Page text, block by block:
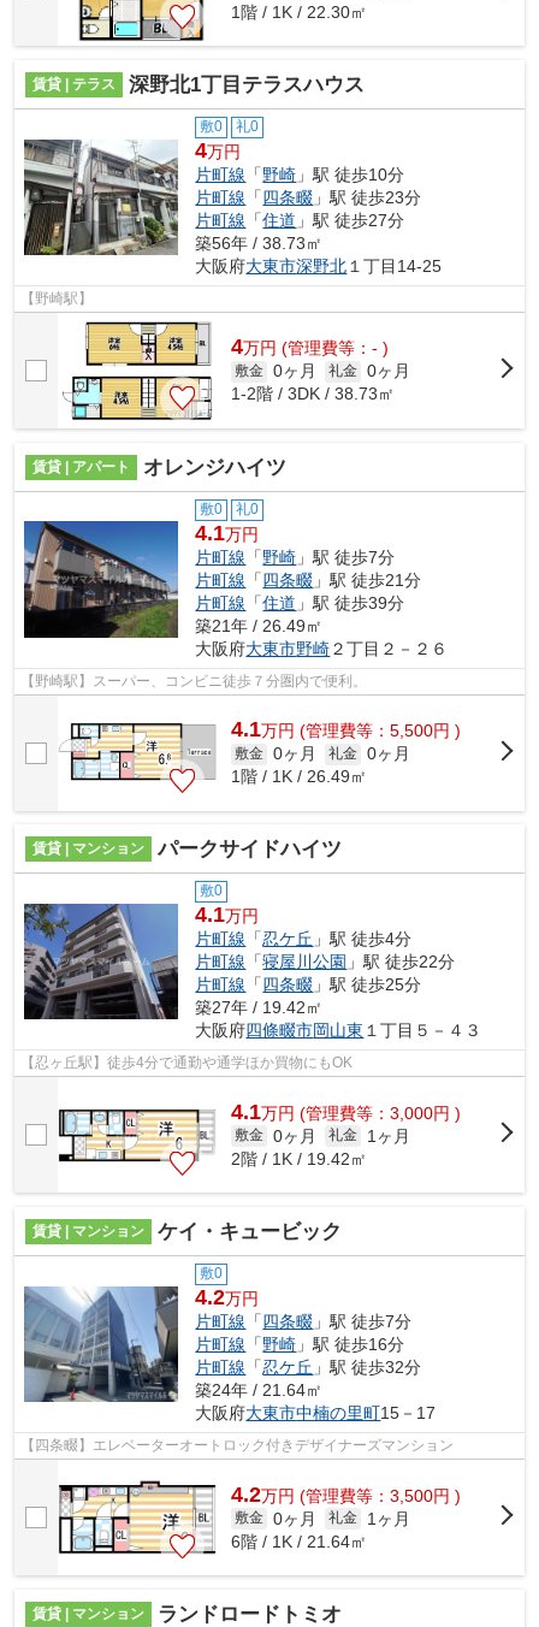
1階 / 1K / 22.30㎡
賃貸 | テラス 深野北1丁目テラスハウス
敷0 礼0
4万円
片町線 「野崎 」駅 徒歩10分
片町線 「四条畷 」駅 徒歩23分
片町線 「住道 」駅 徒歩27分
築56年 / 38.73㎡
大阪府大東市深野北 １丁目14-25
【野崎駅】
4万円 (管理費等：- )
敷金 0ヶ月 礼金 0ヶ月
1-2階 / 3DK / 38.73㎡
賃貸 | アパート オレンジハイツ
敷0 礼0
4.1万円
片町線 「野崎 」駅 徒歩7分
片町線 「四条畷 」駅 徒歩21分
片町線 「住道 」駅 徒歩39分
築21年 / 26.49㎡
大阪府大東市野崎２丁目２－２６
【野崎駅】スーパー、コンビニ徒歩７分圏内で便利。
4.1万円 (管理費等：5,500円 )
敷金 0ヶ月 礼金 0ヶ月
1階 / 1K / 26.49㎡
賃貸 | マンション パークサイドハイツ
敷0
4.1万円
片町線 「忍ケ丘 」駅 徒歩4分
片町線 「寝屋川公園 」駅 徒歩22分
片町線 「四条畷 」駅 徒歩25分
築27年 / 19.42㎡
大阪府四條畷市岡山東 １丁目５－４３
【忍ヶ丘駅】徒歩4分で通勤や通学ほか買物にもOK
4.1万円 (管理費等：3,000円 )
敷金 0ヶ月 礼金
1ヶ月
2階 / 1K / 19.42㎡
賃貸 | マンション ケイ・キュービック
敷0
4.2万円
片町線 「四条畷 」駅 徒歩7分
片町線 「野崎 」駅 徒歩16分
片町線 「忍ケ丘 」駅 徒歩32分
築24年 / 21.64㎡
大阪府大東市中楠の里町15－17
【四条畷】エレベーターオートロック付きデザイナーズマンション
4.2万円 (管理費等：3,500円 )
敷金 0ヶ月 礼金
1ヶ月
6階 / 1K / 21.64㎡
賃貸 | マンション ランドロードトミオ